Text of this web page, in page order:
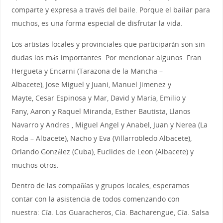
comparte y expresa a través del baile. Porque el bailar para
muchos, es una forma especial de disfrutar la vida.
Los artistas locales y provinciales que participarán son sin
dudas los más importantes. Por mencionar algunos: Fran
Hergueta y Encarni (Tarazona de la Mancha –
Albacete), Jose Miguel y Juani, Manuel Jimenez y
Mayte, Cesar Espinosa y Mar, David y María, Emilio y
Fany, Aaron y Raquel Miranda, Esther Bautista, Llanos
Navarro y Andres , Miguel Angel y Anabel, Juan y Nerea (La
Roda – Albacete), Nacho y Eva (Villarrobledo Albacete),
Orlando González (Cuba), Euclides de Leon (Albacete) y
muchos otros.
Dentro de las compañías y grupos locales, esperamos
contar con la asistencia de todos comenzando con
nuestra: Cía. Los Guaracheros, Cía. Bacharengue, Cía. Salsa